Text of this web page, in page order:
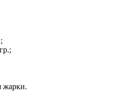
жарки.